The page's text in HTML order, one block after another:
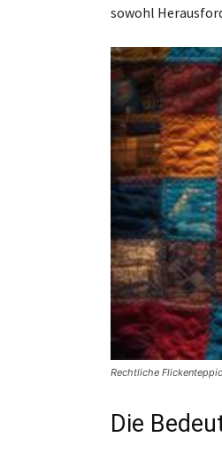
sowohl
Rechtliche
Die